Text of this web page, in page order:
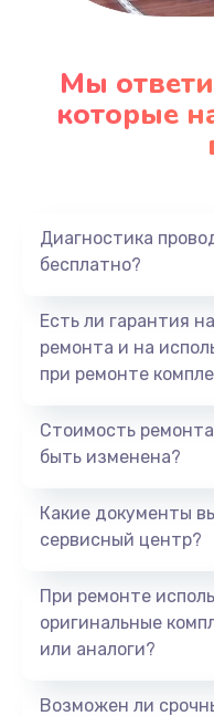
Мы
которые
Диагностика
бесплатно?
Есть ли гарантия
ремонта и на
при ремонте
Стоимость
быть изменена?
Какие документы
сервисный центр?
При ремонте
оригинальные
или аналоги?
Возможен ли